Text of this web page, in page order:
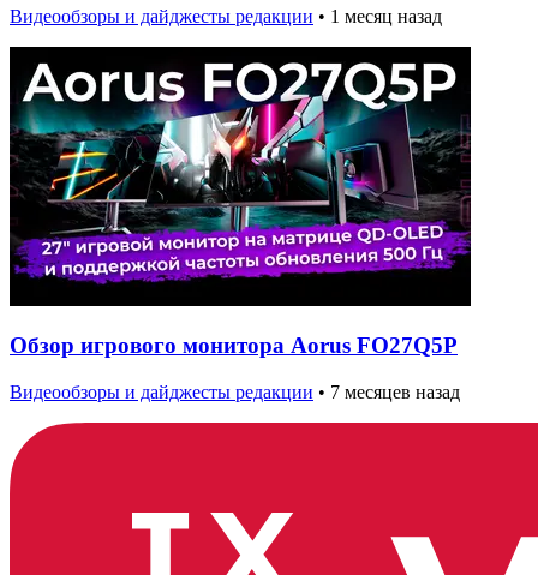
Видеообзоры и дайджесты редакции • 1 месяц назад
Обзор игрового монитора Aorus FO27Q5P
Видеообзоры и дайджесты редакции • 7 месяцев назад